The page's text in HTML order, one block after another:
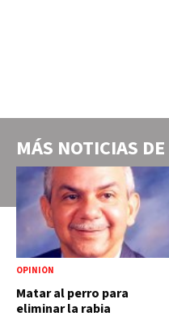
MÁS NOTICIAS DE
OPINIÓN
Matar al perro para
eliminar la rabia